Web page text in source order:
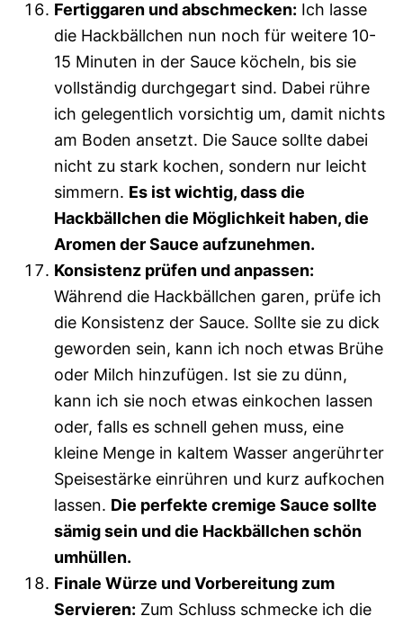
Fertiggaren und abschmecken: Ich lasse
die Hackbällchen nun noch für weitere 10-
15 Minuten in der Sauce köcheln, bis sie
vollständig durchgegart sind. Dabei rühre
ich gelegentlich vorsichtig um, damit nichts
am Boden ansetzt. Die Sauce sollte dabei
nicht zu stark kochen, sondern nur leicht
simmern. Es ist wichtig, dass die
Hackbällchen die Möglichkeit haben, die
Aromen der Sauce aufzunehmen.
Konsistenz prüfen und anpassen:
Während die Hackbällchen garen, prüfe ich
die Konsistenz der Sauce. Sollte sie zu dick
geworden sein, kann ich noch etwas Brühe
oder Milch hinzufügen. Ist sie zu dünn,
kann ich sie noch etwas einkochen lassen
oder, falls es schnell gehen muss, eine
kleine Menge in kaltem Wasser angerührter
Speisestärke einrühren und kurz aufkochen
lassen. Die perfekte cremige Sauce sollte
sämig sein und die Hackbällchen schön
umhüllen.
Finale Würze und Vorbereitung zum
Servieren: Zum Schluss schmecke ich die